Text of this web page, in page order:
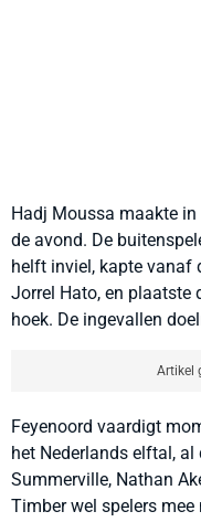
Hadj Moussa maakte
de avond. De
helft inviel, kapte vanaf
Jorrel Hato, en plaatste
hoek. De ingevallen
Artikel
Feyenoord vaardigt
het Nederlands elftal,
Summerville, Nathan
Timber wel spelers mee